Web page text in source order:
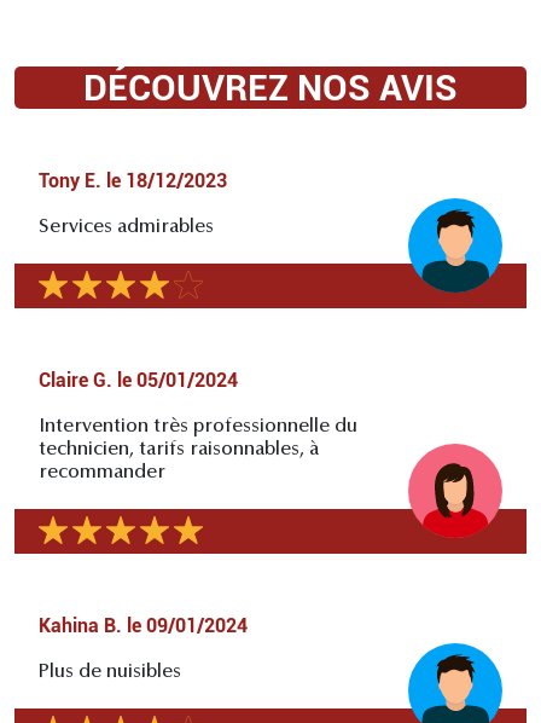
DÉCOUVREZ NOS AVIS
Tony E. le 18/12/2023
Services admirables
Claire G. le 05/01/2024
Intervention très professionnelle du
technicien, tarifs raisonnables, à
recommander
Kahina B. le 09/01/2024
Plus de nuisibles